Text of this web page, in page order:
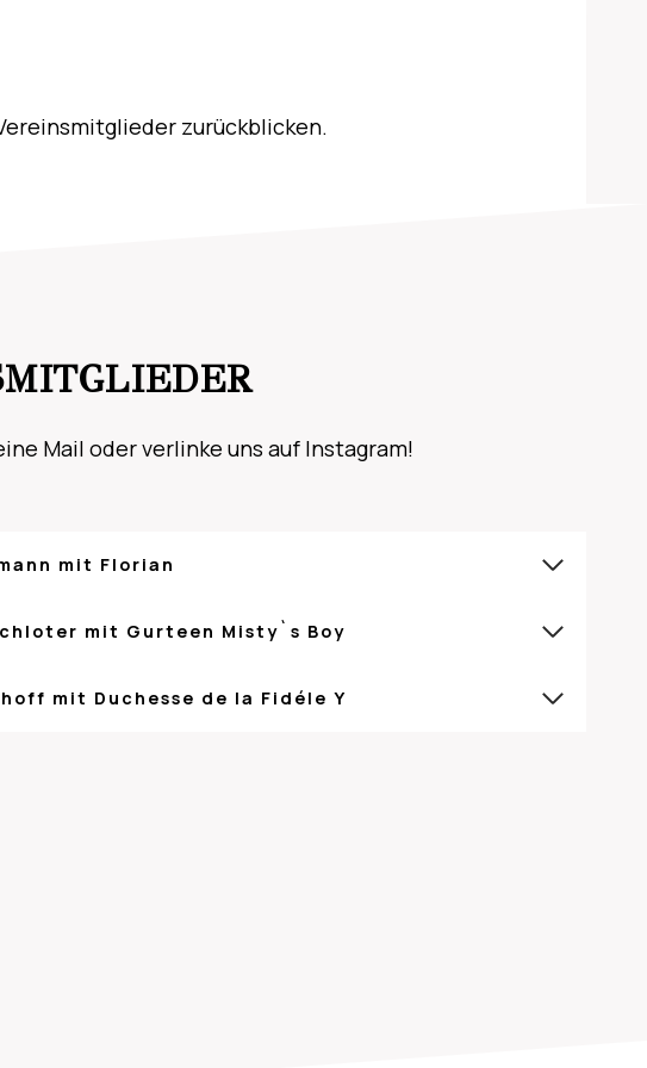
zurückblicken.
Mail oder verlinke uns auf Instagram!
mit Florian
mit Gurteen Misty`s Boy
mit Duchesse de la Fidéle Y